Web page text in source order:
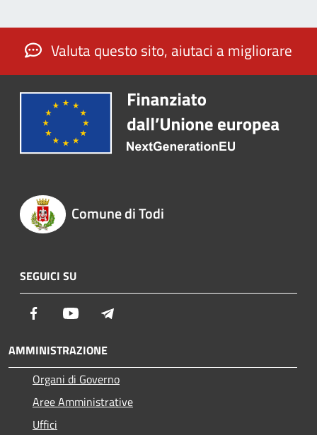
Valuta questo sito, aiutaci a migliorare
Comune di Todi
SEGUICI SU
Facebook Youtube
AMMINISTRAZIONE
Organi di Governo
Aree Amministrative
Uffici